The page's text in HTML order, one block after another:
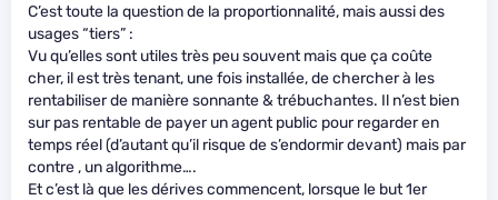
C’est toute la question de la proportionnalité, mais aussi des
usages “tiers” :
Vu qu’elles sont utiles très peu souvent mais que ça coûte
cher, il est très tenant, une fois installée, de chercher à les
rentabiliser de manière sonnante & trébuchantes. Il n’est bien
sur pas rentable de payer un agent public pour regarder en
temps réel (d’autant qu’il risque de s’endormir devant) mais par
contre , un algorithme….
Et c’est là que les dérives commencent, lorsque le but 1er